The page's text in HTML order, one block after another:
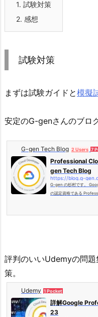
1. 試験対策
2. 感想
試験対策
まずは試験ガイドと模擬
安定のG-genさんのブロ
G-gen Tech Blog 2 Users 7
Professional
gen Tech Blog
https://blog.g-
G-gen の杉村です。
の認定資格である
評判のいいUdemyの問
策。
Udemy 1 Pocket
詳解Google
23